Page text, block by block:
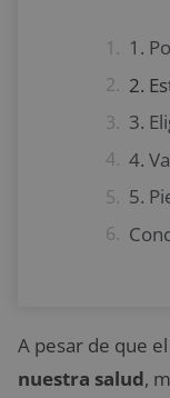
1.
3.
4.
5.
A pesar de que el
nuestra salud,